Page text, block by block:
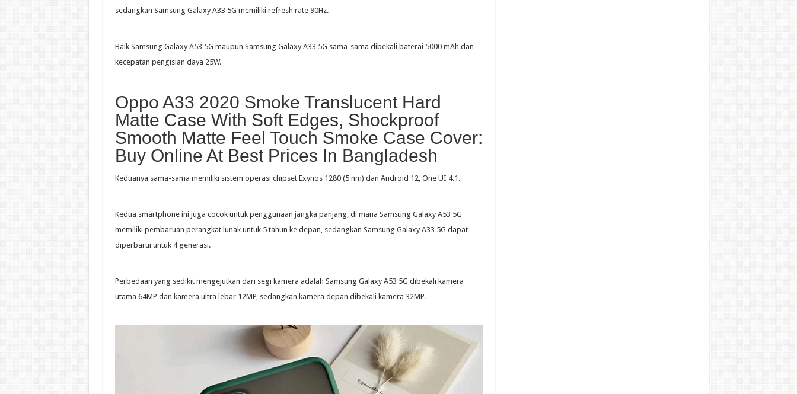
sedangkan Samsung Galaxy A33 5G memiliki refresh rate 90Hz.
Baik Samsung Galaxy A53 5G maupun Samsung Galaxy A33 5G sama-sama dibekali baterai 5000 mAh dan
kecepatan pengisian daya 25W.
Oppo A33 2020 Smoke Translucent Hard
Matte Case With Soft Edges, Shockproof
Smooth Matte Feel Touch Smoke Case Cover:
Buy Online At Best Prices In Bangladesh
Keduanya sama-sama memiliki sistem operasi chipset Exynos 1280 (5 nm) dan Android 12, One UI 4.1.
Kedua smartphone ini juga cocok untuk penggunaan jangka panjang, di mana Samsung Galaxy A53 5G
memiliki pembaruan perangkat lunak untuk 5 tahun ke depan, sedangkan Samsung Galaxy A33 5G dapat
diperbarui untuk 4 generasi.
Perbedaan yang sedikit mengejutkan dari segi kamera adalah Samsung Galaxy A53 5G dibekali kamera
utama 64MP dan kamera ultra lebar 12MP, sedangkan kamera depan dibekali kamera 32MP.